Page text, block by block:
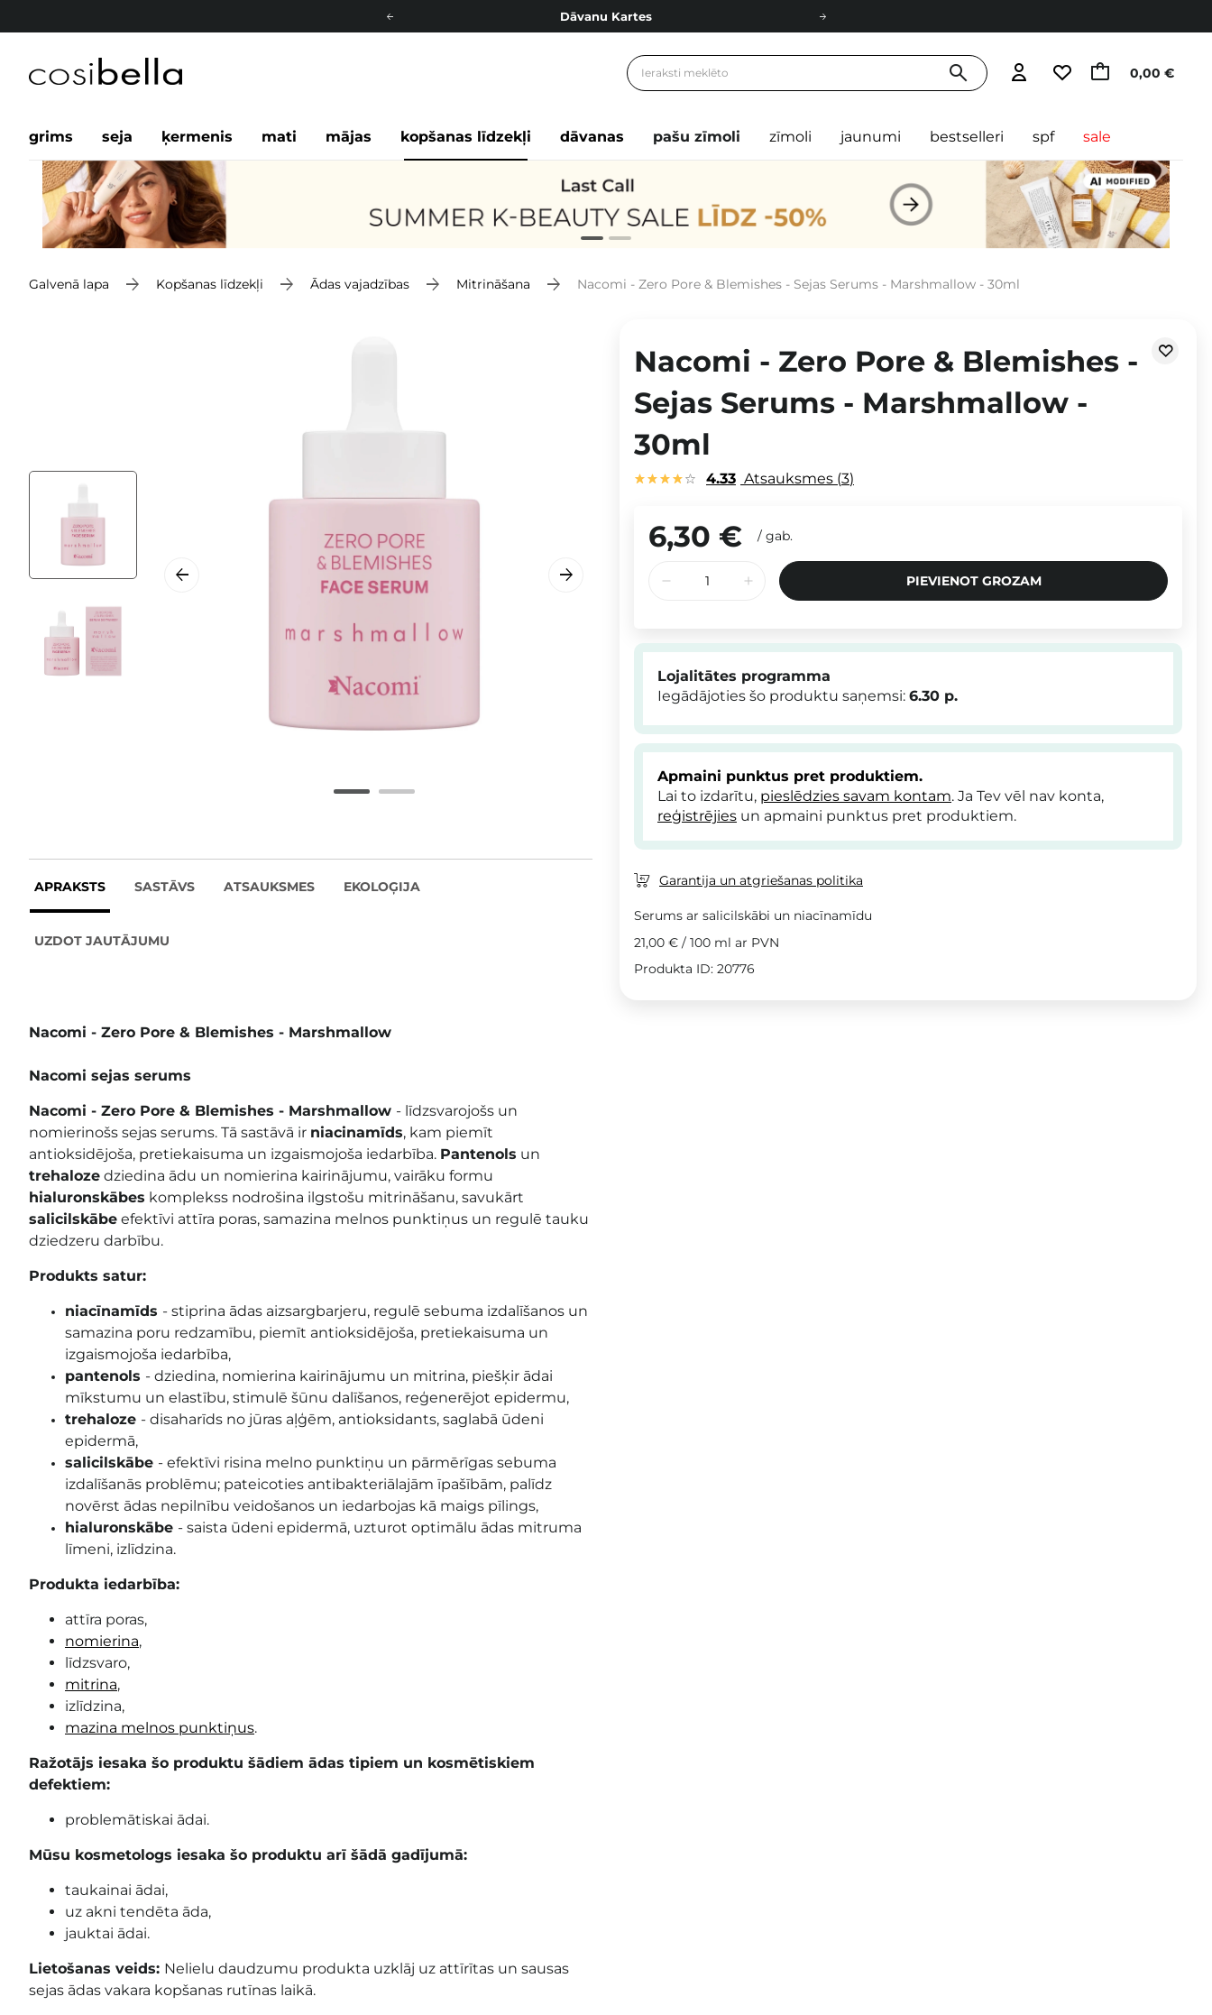
Dāvanu Kartes
Bezmaskas piegāde no 49,00 € 0,00 €
grims seja ķermenis mati mājas kopšanas līdzekļi dāvanas pašu zīmoli zīmoli jaunumi bestselleri spf sale
Galvenā lapa Kopšanas līdzekļi Ādas vajadzības Mitrināšana Nacomi - Zero Pore & Blemishes - Sejas Serums - Marshmallow - 30ml
APRAKSTS SASTĀVS ATSAUKSMES EKOLOĢIJA
UZDOT JAUTĀJUMU
Nacomi - Zero Pore & Blemishes - Marshmallow
Nacomi sejas serums
Nacomi - Zero Pore & Blemishes - Marshmallow - līdzsvarojošs un
nomierinošs sejas serums. Tā sastāvā ir niacinamīds, kam piemīt
antioksidējoša, pretiekaisuma un izgaismojoša iedarbība. Pantenols un
trehaloze dziedina ādu un nomierina kairinājumu, vairāku formu
hialuronskābes komplekss nodrošina ilgstošu mitrināšanu, savukārt
salicilskābe efektīvi attīra poras, samazina melnos punktiņus un regulē tauku
dziedzeru darbību.
Produkts satur:
niacīnamīds - stiprina ādas aizsargbarjeru, regulē sebuma izdalīšanos un
samazina poru redzamību, piemīt antioksidējoša, pretiekaisuma un
izgaismojoša iedarbība,
pantenols - dziedina, nomierina kairinājumu un mitrina, piešķir ādai
mīkstumu un elastību, stimulē šūnu dalīšanos, reģenerējot epidermu,
trehaloze - disaharīds no jūras aļģēm, antioksidants, saglabā ūdeni
epidermā,
salicilskābe - efektīvi risina melno punktiņu un pārmērīgas sebuma
izdalīšanās problēmu; pateicoties antibakteriālajām īpašībām, palīdz
novērst ādas nepilnību veidošanos un iedarbojas kā maigs pīlings,
hialuronskābe - saista ūdeni epidermā, uzturot optimālu ādas mitruma
līmeni, izlīdzina.
Produkta iedarbība:
attīra poras,
nomierina,
līdzsvaro,
mitrina,
izlīdzina,
mazina melnos punktiņus.
Ražotājs iesaka šo produktu šādiem ādas tipiem un kosmētiskiem
defektiem:
problemātiskai ādai.
Mūsu kosmetologs iesaka šo produktu arī šādā gadījumā:
taukainai ādai,
uz akni tendēta āda,
jauktai ādai.
Lietošanas veids: Nelielu daudzumu produkta uzklāj uz attīrītas un sausas
sejas ādas vakara kopšanas rutīnas laikā.
Nacomi - Zero Pore & Blemishes -
Sejas Serums - Marshmallow -
30ml
4.33 Atsauksmes 3
6,30 € / gab.
PIEVIENOT GROZAM
Lojalitātes programma
Iegādājoties šo produktu saņemsi: 6.30 p.
Apmaini punktus pret produktiem.
Lai to izdarītu, pieslēdzies savam kontam. Ja Tev vēl nav konta,
reģistrējies un apmaini punktus pret produktiem.
Garantija un atgriešanas politika
Serums ar salicilskābi un niacīnamīdu
21,00 € / 100 ml ar PVN
Produkta ID: 20776